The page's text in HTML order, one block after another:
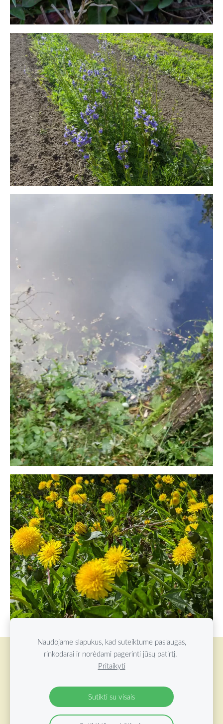
Slapukai
2026 ŽOLYNŲ OAZĖ VISOS TEISĖS SAUGOMOS
Naudojame slapukus, kad suteiktume paslaugas,
rinkodarai ir norėdami pagerinti jūsų patirtį.
Pritaikyti
Sutikti su visais